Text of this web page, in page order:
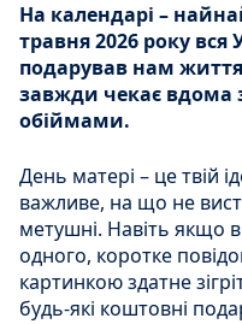
На календарі –
травня 2026 року
подарував нам
завжди чекає вдома
обіймами.
День матері – це твій
важливе, на що не
метушні. Навіть якщо
одного, коротке
картинкою здатне
будь-які коштовні